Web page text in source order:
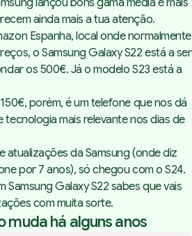
ainda mais a tua atenção.
Espanha, local onde normalmente
o Samsung Galaxy S22 está a ser
os 500€. Já o modelo S23 está a
porém, é um telefone que nos dá
mais relevante nos dias de
atualizações da Samsung (onde diz
por 7 anos), só chegou com o S24.
Samsung Galaxy S22 sabes que vais
com muita sorte.
muda há alguns anos